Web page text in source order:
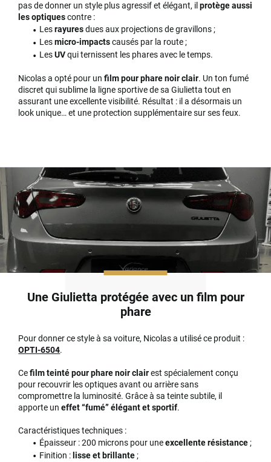
pas de donner un style plus agressif et élégant, ilprotège aussi
les optiquescontre :
Lesrayuresdues aux projections de gravillons ;
Lesmicro-impactscausés par la route ;
LesUVqui ternissent les phares avec le temps.
Nicolas a opté pour unfilm pour phare noir clair. Un ton fumé
discret qui sublime la ligne sportive de sa Giulietta tout en
assurant une excellente visibilité. Résultat : il a désormais un
look unique… et une protection supplémentaire sur ses feux.
Une Giulietta protégée avec un film pour
phare
Pour donner ce style à sa voiture, Nicolas a utilisé ce produit :
OPTI-6504.
Cefilm teinté pour phare noir clairest spécialement conçu
pour recouvrir les optiques avant ou arrière sans
compromettre la luminosité. Grâce à sa teinte subtile, il
apporte uneffet “fumé” élégant et sportif.
Caractéristiques techniques :
Épaisseur : 200 microns pour uneexcellente résistance;
Finition : lisse et brillante;